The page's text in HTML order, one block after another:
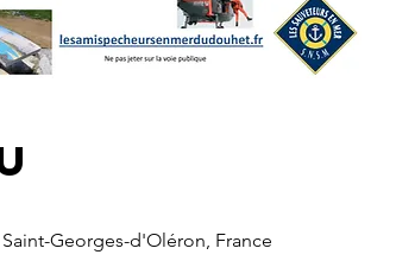
Georges-d'Oléron, France